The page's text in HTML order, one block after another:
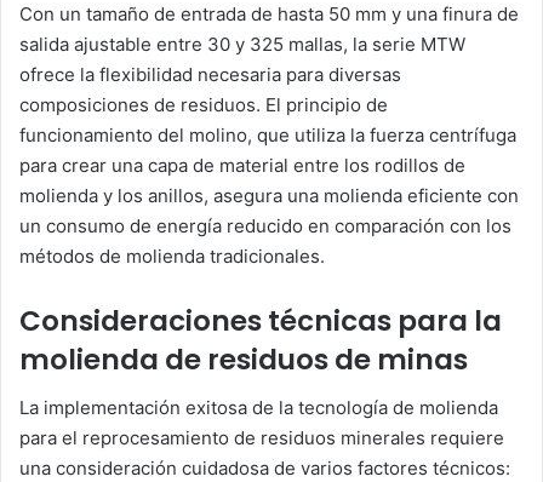
Con un tamaño de entrada de hasta 50 mm y una finura de
salida ajustable entre 30 y 325 mallas, la serie MTW
ofrece la flexibilidad necesaria para diversas
composiciones de residuos. El principio de
funcionamiento del molino, que utiliza la fuerza centrífuga
para crear una capa de material entre los rodillos de
molienda y los anillos, asegura una molienda eficiente con
un consumo de energía reducido en comparación con los
métodos de molienda tradicionales.
Consideraciones técnicas para la
molienda de residuos de minas
La implementación exitosa de la tecnología de molienda
para el reprocesamiento de residuos minerales requiere
una consideración cuidadosa de varios factores técnicos: